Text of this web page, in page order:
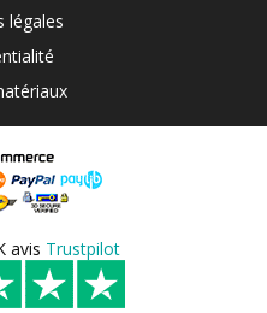
légales
avis Trustpilot